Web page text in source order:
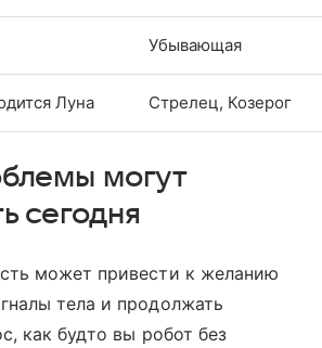
Убывающая
Луна Стрелец, Козерог
могут
сегодня
может привести к желанию
тела и продолжать
как будто вы робот без